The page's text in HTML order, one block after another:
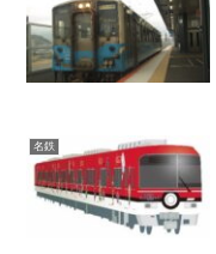
名鉄